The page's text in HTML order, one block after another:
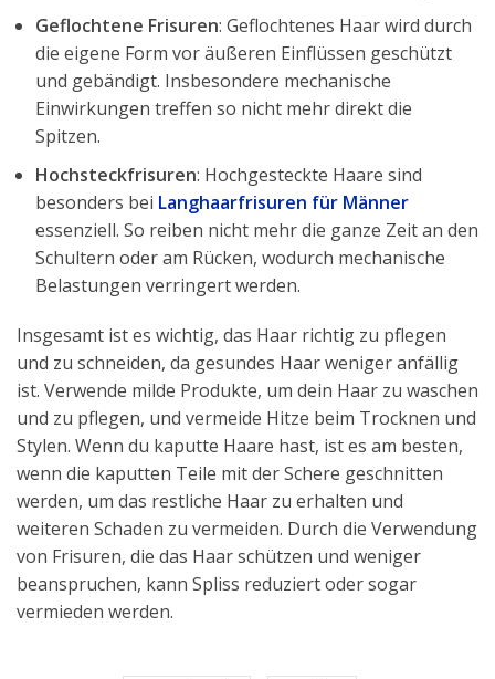
Geflochtene Frisuren: Geflochtenes Haar wird durch
die eigene Form vor äußeren Einflüssen geschützt
und gebändigt. Insbesondere mechanische
Einwirkungen treffen so nicht mehr direkt die
Spitzen.
Hochsteckfrisuren: Hochgesteckte Haare sind
besonders bei Langhaarfrisuren für Männer
essenziell. So reiben nicht mehr die ganze Zeit an den
Schultern oder am Rücken, wodurch mechanische
Belastungen verringert werden.
Insgesamt ist es wichtig, das Haar richtig zu pflegen
und zu schneiden, da gesundes Haar weniger anfällig
ist. Verwende milde Produkte, um dein Haar zu waschen
und zu pflegen, und vermeide Hitze beim Trocknen und
Stylen. Wenn du kaputte Haare hast, ist es am besten,
wenn die kaputten Teile mit der Schere geschnitten
werden, um das restliche Haar zu erhalten und
weiteren Schaden zu vermeiden. Durch die Verwendung
von Frisuren, die das Haar schützen und weniger
beanspruchen, kann Spliss reduziert oder sogar
vermieden werden.